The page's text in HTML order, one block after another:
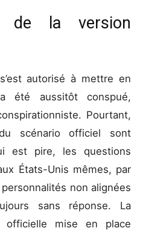
de la version
autorisé à mettre en
été aussitôt conspué,
Pourtant,
scénario officiel sont
est pire, les questions
États-Unis mêmes, par
non alignées
sans réponse. La
officielle mise en place